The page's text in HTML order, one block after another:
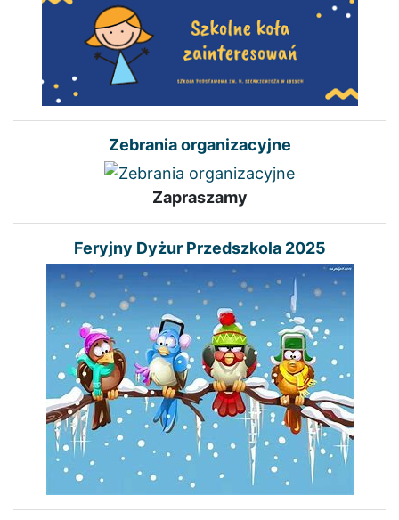
Zebrania organizacyjne
Zapraszamy
Feryjny Dyżur Przedszkola 2025